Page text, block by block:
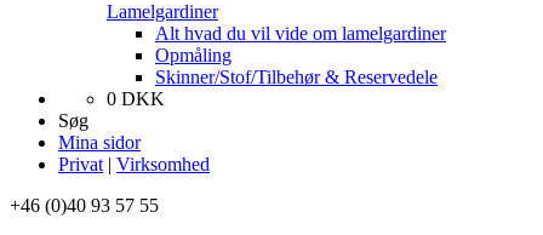
Lamelgardiner
Alt hvad du vil vide om lamelgardiner
Opmåling
Skinner/Stof/Tilbehør & Reservedele
0 DKK
Søg
Mina sidor
Privat | Virksomhed
+46 (0)40 93 57 55